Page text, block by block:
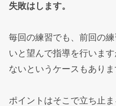
失敗はします。
毎回の練習でも、前回の
いと望んで指導を行いま
ないというケースもありま
ポイントはそこで立ち止